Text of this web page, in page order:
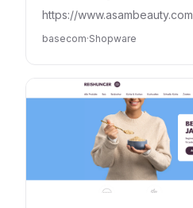
https://www.asambeauty.com
basecom·Shopware